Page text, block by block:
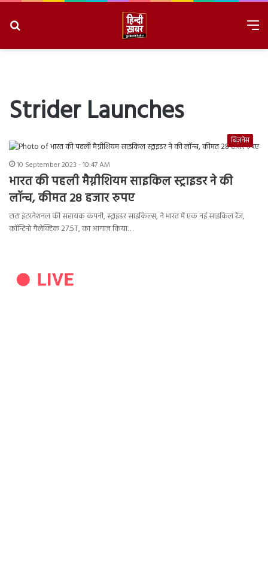
Strider Launches
बिज़नेस
10 September 2023 - 10:47 AM
भारत की पहली मैग्नीशियम साइकिल स्ट्राइडर ने की
लॉन्च, कीमत 28 हजार रुपए
टाटा इंटरनेशनल की सहायक कंपनी, स्ट्राइडर साइकिल्स, ने भारत में एक नई साइकिल रेंज,
कॉन्टिनो गैलेक्टिक 27.5T, का आगाज़ किया…